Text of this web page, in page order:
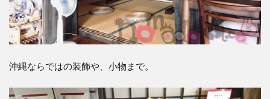
沖縄ならではの装飾や、小物まで。